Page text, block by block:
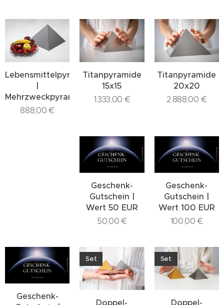
Lebensmittelpyramide
Mehrzweckpyramide
888,00 €
Titanpyramide
15x15
1.333,00 €
Titanpyramide
20x20
2.888,00 €
Geschenk-
Gutschein |
Wert 50 EUR
50,00 €
Geschenk-
Gutschein |
Wert 100 EUR
100,00 €
Geschenk-
Doppel-
Set
Doppel-
Set